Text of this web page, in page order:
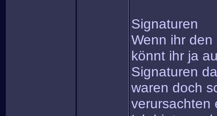
Signaturen
Wenn ihr
könnt ihr ja
Signaturen
waren doch
verursachten